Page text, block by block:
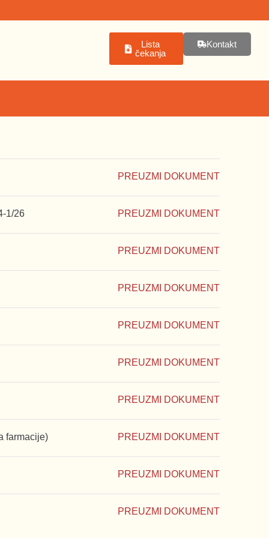
Lista
čekanja
Kontakt
PREUZMI DOKUMENT
1/26 PREUZMI DOKUMENT
PREUZMI DOKUMENT
PREUZMI DOKUMENT
PREUZMI DOKUMENT
PREUZMI DOKUMENT
PREUZMI DOKUMENT
farmacije) PREUZMI DOKUMENT
PREUZMI DOKUMENT
PREUZMI DOKUMENT